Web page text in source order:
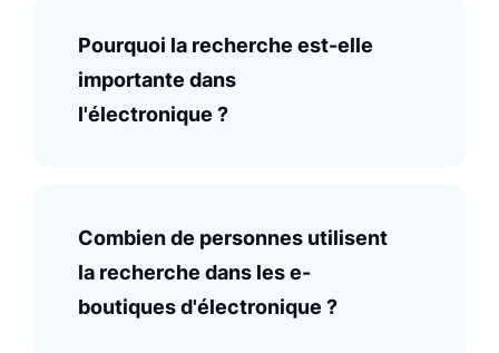
Pourquoi la recherche est-elle
importante dans
l'électronique ?
Combien de personnes utilisent
la recherche dans les e-
boutiques d'électronique ?